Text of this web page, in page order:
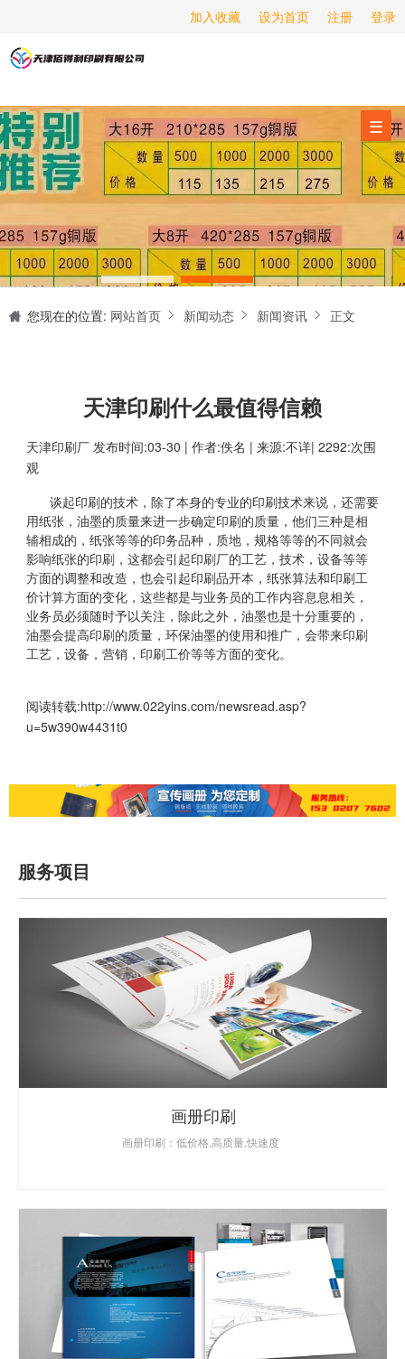
登录
注册
设为首页
加入收藏
☰
海报印刷
服务项目
经营范围
设备展示
新闻动态
关于我们
联系我们
您现在的位置: 网站首页 新闻动态 新闻资讯 正文
天津印刷什么最值得信赖
天津印刷厂 发布时间:03-30 | 作者:佚名 | 来源:不详| 2292:次围
观
谈起印刷的技术，除了本身的专业的印刷技术来说，还需要
用纸张，油墨的质量来进一步确定印刷的质量，他们三种是相
辅相成的，纸张等等的印务品种，质地，规格等等的不同就会
影响纸张的印刷，这都会引起印刷厂的工艺，技术，设备等等
方面的调整和改造，也会引起印刷品开本，纸张算法和印刷工
价计算方面的变化，这些都是与业务员的工作内容息息相关，
业务员必须随时予以关注，除此之外，油墨也是十分重要的，
油墨会提高印刷的质量，环保油墨的使用和推广，会带来印刷
工艺，设备，营销，印刷工价等等方面的变化。
阅读转载:http://www.022yins.com/newsread.asp?
u=5w390w4431t0
服务项目
画册印刷
画册印刷：低价格,高质量,快速度